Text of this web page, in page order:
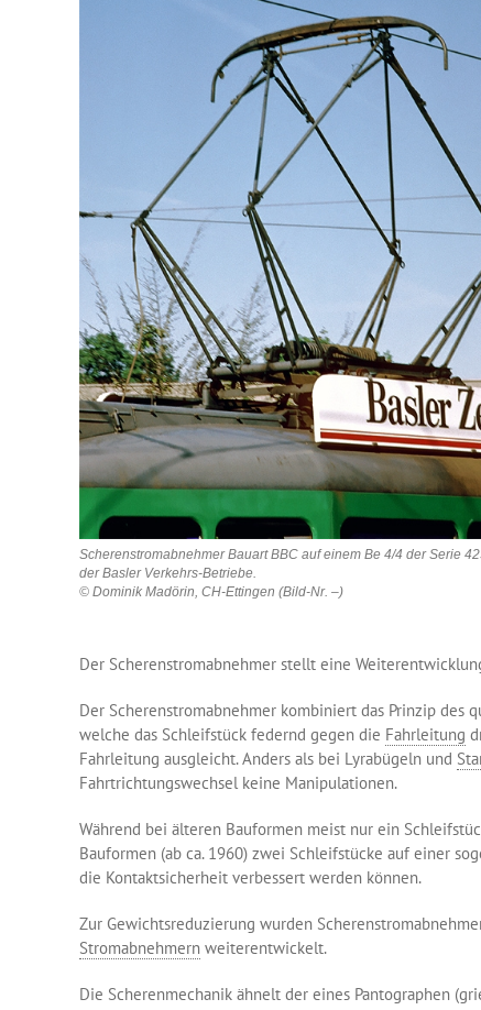
Scherenstromabnehmer Bauart BBC auf einem Be 4/4 der Serie
der Basler Verkehrs-Betriebe.
© Dominik Madörin, CH-Ettingen (Bild-Nr. –)
Der Scherenstromabnehmer stellt eine
Der Scherenstromabnehmer kombiniert das Prinzip
welche das Schleifstück federnd gegen die Fahrleitung
Fahrleitung ausgleicht. Anders als bei Lyrabügeln und
Fahrtrichtungswechsel keine Manipulationen.
Während bei älteren Bauformen meist nur ein
Bauformen (ab ca. 1960) zwei Schleifstücke auf einer
die Kontaktsicherheit verbessert werden können.
Zur Gewichtsreduzierung wurden
Stromabnehmernweiterentwickelt.
Die Scherenmechanik ähnelt der eines Pantographen